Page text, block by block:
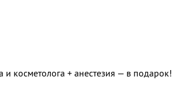
и косметолога + анестезия — в подарок!